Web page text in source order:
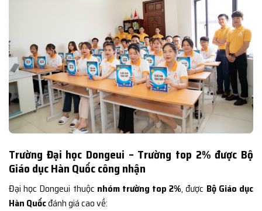
Trường Đại học Dongeui – Trường top 2% được Bộ
Giáo dục Hàn Quốc công nhận
Đại học Dongeui thuộc nhóm trường top 2%, được Bộ Giáo dục
Hàn Quốcđánh giá cao về: